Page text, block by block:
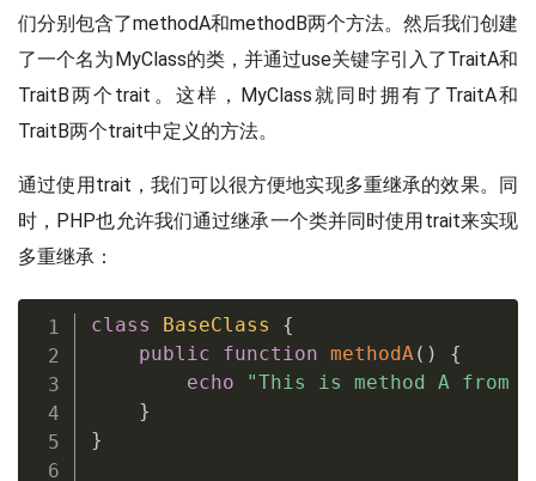
们分别包含了methodA和methodB两个方法。然后我们创建
了一个名为MyClass的类，并通过use关键字引入了TraitA和
TraitB两个trait。这样，MyClass就同时拥有了TraitA和
TraitB两个trait中定义的方法。
通过使用trait，我们可以很方便地实现多重继承的效果。同
时，PHP也允许我们通过继承一个类并同时使用trait来实现
多重继承：
class BaseClass
{
public
function methodA( )
{
echo
"This is method A from
}
}